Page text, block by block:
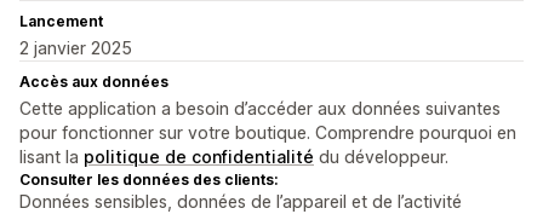
Lancement
2 janvier 2025
Accès aux données
Cette application a besoin d’accéder aux données suivantes
pour fonctionner sur votre boutique. Comprendre pourquoi en
lisant la politique de confidentialité du développeur.
Consulter les données des clients:
Données sensibles, données de l’appareil et de l’activité